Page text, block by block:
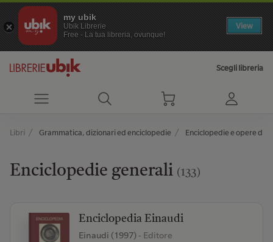
my ubik
Ubik Librerie
Free - La tua libreria, ovunque!
View
Scegli libreria
Libri Grammatica, dizionari ed enciclopedie Enciclopedie e opere di
Enciclopedie generali (133)
Enciclopedia Einaudi
Einaudi (1997)- Editore